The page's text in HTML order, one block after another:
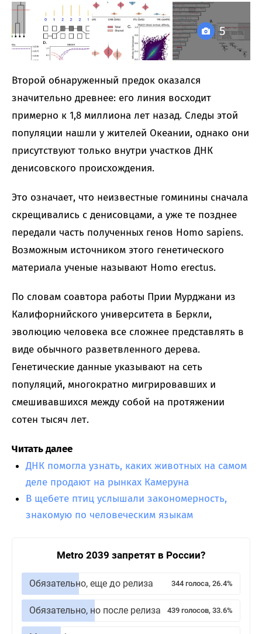
5
Второй обнаруженный предок оказался
значительно древнее: его линия восходит
примерно к 1,8 миллиона лет назад. Следы этой
популяции нашли у жителей Океании, однако они
присутствуют только внутри участков ДНК
денисовского происхождения.
Это означает, что неизвестные гоминины сначала
скрещивались с денисовцами, а уже те позднее
передали часть полученных генов Homo sapiens.
Возможным источником этого генетического
материала ученые называют Homo erectus.
По словам соавтора работы Прии Мурджани из
Калифорнийского университета в Беркли,
эволюцию человека все сложнее представлять в
виде обычного разветвленного дерева.
Генетические данные указывают на сеть
популяций, многократно мигрировавших и
смешивавшихся между собой на протяжении
сотен тысяч лет.
Читать далее
ДНК помогла узнать, каких животных на самом
деле продают на рынках Камеруна
В щебете птиц услышали закономерность,
знакомую по человеческим языкам
Metro 2039 запретят в России?
Обязательно, еще до релиза 344 голоса, 26.4%
Обязательно, но после релиза 439 голосов, 33.6%